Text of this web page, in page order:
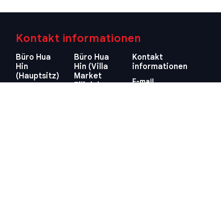
Kontakt informationen
Büro Hua
Hin
(Hauptsitz)
Büro Hua
Hin (Villa
Market
Filiale)
Kontakt
informationen
E-mail